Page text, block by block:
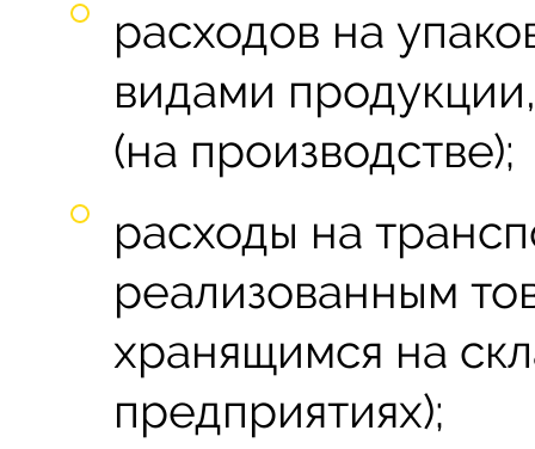
расходов на
видами
(на производстве);
расходы на
реализованным
хранящимся на
предприятиях);